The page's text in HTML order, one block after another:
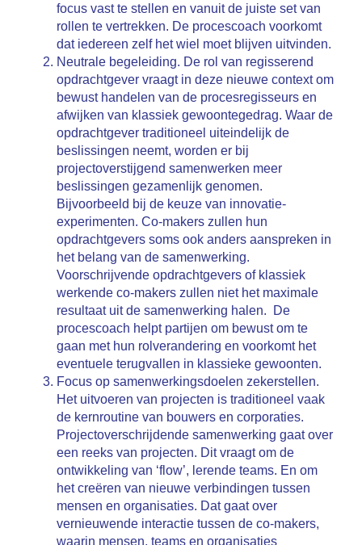
focus vast te stellen en vanuit de juiste set van
rollen te vertrekken. De procescoach voorkomt
dat iedereen zelf het wiel moet blijven uitvinden.
Neutrale begeleiding. De rol van regisserend
opdrachtgever vraagt in deze nieuwe context om
bewust handelen van de procesregisseurs en
afwijken van klassiek gewoontegedrag. Waar de
opdrachtgever traditioneel uiteindelijk de
beslissingen neemt, worden er bij
projectoverstijgend samenwerken meer
beslissingen gezamenlijk genomen.
Bijvoorbeeld bij de keuze van innovatie-
experimenten. Co-makers zullen hun
opdrachtgevers soms ook anders aanspreken in
het belang van de samenwerking.
Voorschrijvende opdrachtgevers of klassiek
werkende co-makers zullen niet het maximale
resultaat uit de samenwerking halen. De
procescoach helpt partijen om bewust om te
gaan met hun rolverandering en voorkomt het
eventuele terugvallen in klassieke gewoonten.
Focus op samenwerkingsdoelen zekerstellen.
Het uitvoeren van projecten is traditioneel vaak
de kernroutine van bouwers en corporaties.
Projectoverschrijdende samenwerking gaat over
een reeks van projecten. Dit vraagt om de
ontwikkeling van ‘flow’, lerende teams. En om
het creëren van nieuwe verbindingen tussen
mensen en organisaties. Dat gaat over
vernieuwende interactie tussen de co-makers,
waarin mensen, teams en organisaties